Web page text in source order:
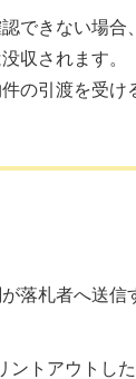
できない場合
収されます。
の引渡を受け
落札者へ送信
ントアウトし